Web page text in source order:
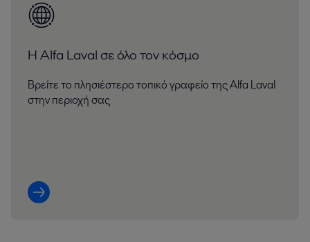
Η Alfa Laval σε όλο τον κόσμο
Βρείτε το πλησιέστερο τοπικό γραφείο της Alfa Laval
στην περιοχή σας